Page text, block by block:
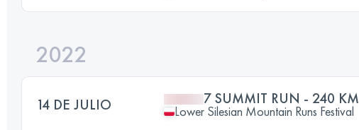
2022
14 DE JULIO 7 SUMMIT RUN - 240 KM
Lower Silesian Mountain Runs Festival